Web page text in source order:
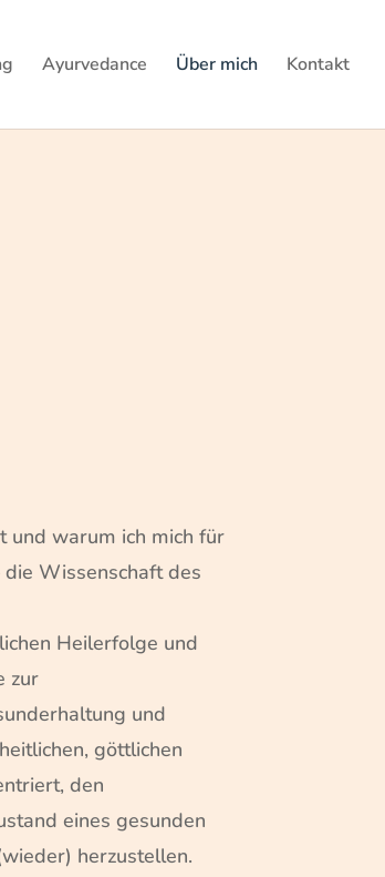
Ayurvedance Über mich Kontakt
und warum ich mich für
Wissenschaft des
Heilerfolge und
zur
und
göttlichen
den
eines gesunden
herzustellen.